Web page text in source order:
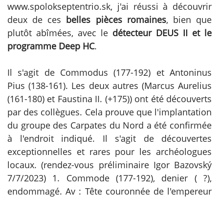
www.spolokseptentrio.sk, j'ai réussi à découvrir
deux de ces belles pièces romaines, bien que
plutôt abîmées, avec le détecteur DEUS II et le
programme Deep HC.
Il s'agit de Commodus (177-192) et Antoninus
Pius (138-161). Les deux autres (Marcus Aurelius
(161-180) et Faustina II. (+175)) ont été découverts
par des collègues. Cela prouve que l'implantation
du groupe des Carpates du Nord a été confirmée
à l'endroit indiqué. Il s'agit de découvertes
exceptionnelles et rares pour les archéologues
locaux. (rendez-vous préliminaire Igor Bazovský
7/7/2023) 1. Commode (177-192), denier ( ?),
endommagé. Av : Tête couronnée de l'empereur